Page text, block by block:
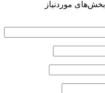
بخش‌های موردنیاز